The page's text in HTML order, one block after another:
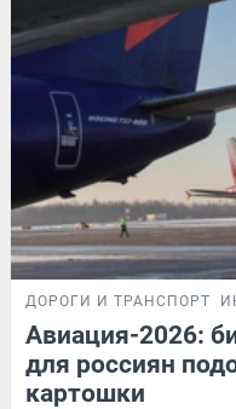
ДОРОГИ И ТРАНСПОРТ
Авиация-2026:
для россиян
картошки